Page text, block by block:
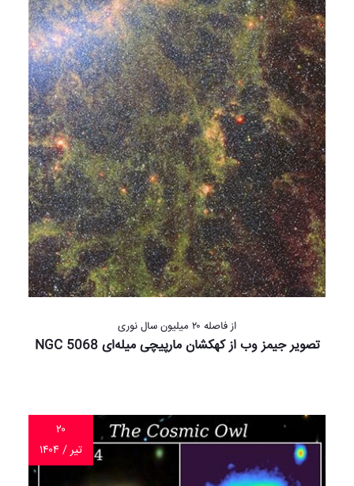
از فاصله‌ ۲۰ میلیون سال نوری
تصویر جیمز وب از کهکشان مارپیچی میله‌ای NGC 5068
۲۰
تیر / ۱۴۰۴